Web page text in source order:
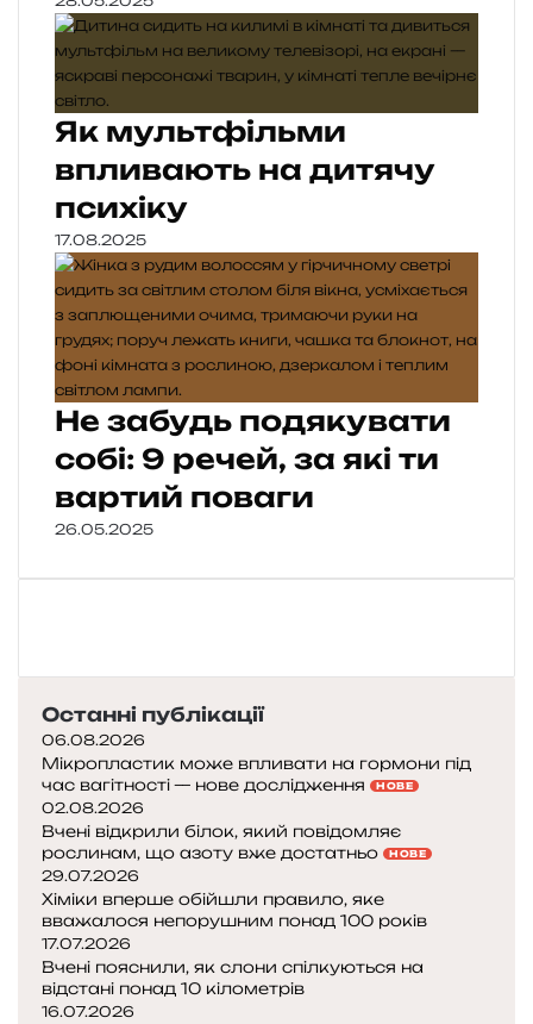
Як мультфільми
впливають на дитячу
психіку
17.08.2025
Не забудь подякувати
собі: 9 речей, за які ти
вартий поваги
26.05.2025
Останні публікації
06.08.2026
Мікропластик може впливати на гормони під
час вагітності — нове дослідження
НОВЕ
02.08.2026
Вчені відкрили білок, який повідомляє
рослинам, що азоту вже достатньо
НОВЕ
29.07.2026
Хіміки вперше обійшли правило, яке
вважалося непорушним понад 100 років
17.07.2026
Вчені пояснили, як слони спілкуються на
відстані понад 10 кілометрів
16.07.2026